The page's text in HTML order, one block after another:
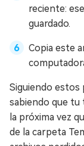
reciente:
guardado.
Copia este
Siguiendo estos
sabiendo que tu
la próxima vez
de la carpeta